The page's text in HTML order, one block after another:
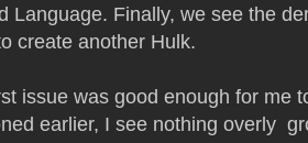
Language. Finally, we see the
create another Hulk.
issue was good enough for me
earlier, I see nothing overly